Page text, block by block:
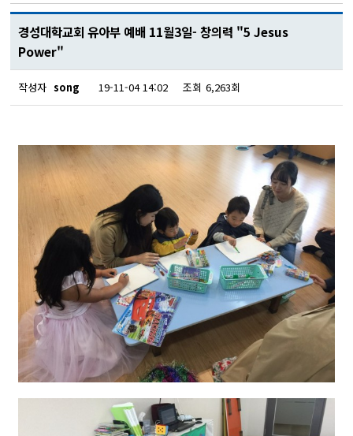
경성대학교회 유아부 예배 11월3일- 창의력 "5 Jesus
Power"
작성자 song 19-11-04 14:02 조회 6,263회